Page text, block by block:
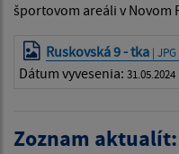
športovom areáli v Novom
Ruskovská 9 - tka |
Dátum vyvesenia: 31.05.2024
Zoznam aktualít: